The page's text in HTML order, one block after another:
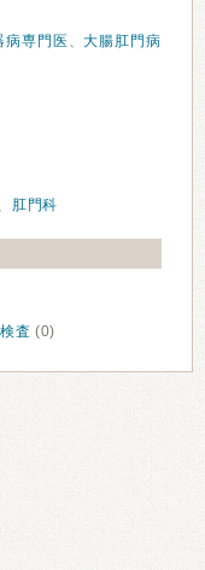
病専門医 、大腸肛門病
肛門科
査 (0)